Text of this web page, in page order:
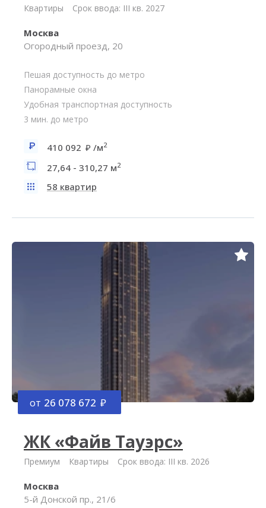
Квартиры Срок ввода: III кв. 2027
Москва
Огородный проезд, 20
Пешая доступность до метро
Панорамные окна
Удобная транспортная доступность
3 мин. до метро
410 092 /м2
27,64 - 310,27 м2
58 квартир
от 26 078 672
ЖК «Файв Тауэрс»
Премиум Квартиры Срок ввода: III кв. 2026
Москва
5-й Донской пр., 21/6